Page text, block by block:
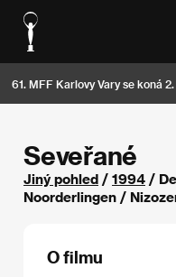
61. MFF Karlovy Vary se koná 2.
Seveřané
Jiný pohled / 1994 / De
Noorderlingen /
O filmu